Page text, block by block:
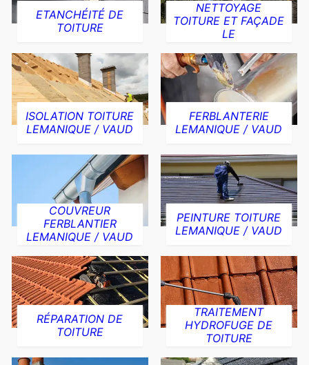
ETANCHÉITÉ DE
TOITURE
NETTOYAGE
TOITURE ET FAÇADE
LE
ISOLATION TOITURE
LEMANIQUE / VAUD
FERBLANTERIE
LEMANIQUE / VAUD
COUVREUR
FERBLANTIER
LEMANIQUE / VAUD
PEINTURE TOITURE
LEMANIQUE / VAUD
RÉPARATION DE
TOITURE
TRAITEMENT
HYDROFUGE DE
TOITURE